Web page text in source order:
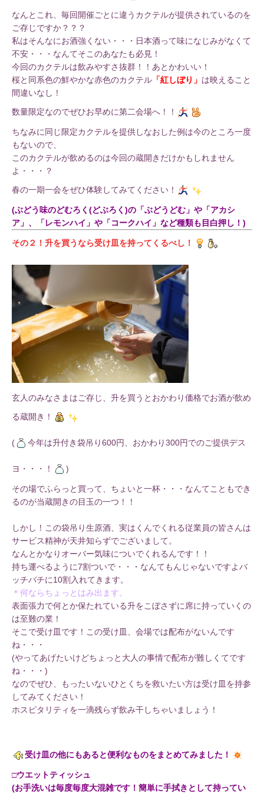
なんとこれ、毎回開催ごとに違うカクテルが提供されているのを
ご存じですか？？？
私はそんなにお酒強くない・・・日本酒って味になじみがなくて
不安・・・なんてそこのあなたも必見！
今回のカクテルは飲みやすさ抜群！！あとかわいい！
桜と同系色の鮮やかな赤色のカクテル 「紅しぼり」 は映えること
間違いなし！
数量限定なのでぜひお早めに第二会場へ！！
ちなみに同じ限定カクテルを提供しなおした例は今のところ一度
もないので、
このカクテルが飲めるのは今回の蔵開きだけかもしれません
よ・・・？
春の一期一会をぜひ体験してみてください！
(ぶどう味のどむろく(どぶろく)の「ぶどうどむ」や「アカシ
ア」、「レモンハイ」や「コークハイ」など種類も目白押し！)
その２！升を買うなら受け皿を持ってくるべし！
玄人のみなさまはご存じ、升を買うとおかわり価格でお酒が飲め
る蔵開き！
( 今年は升付き袋吊り600円、おかわり300円でのご提供デス
ヨ・・・！ )
その場でふらっと買って、ちょいと一杯・・・なんてこともでき
るのが当蔵開きの目玉の一つ！！
しかし！この袋吊り生原酒、実はくんでくれる従業員の皆さんは
サービス精神が天井知らずでございまして。
なんとかなりオーバー気味についでくれるんです！！
持ち運べるように7割ついで・・・なんてもんじゃないですよバ
ッチバチに10割入れてきます。
＊何ならちょっとはみ出ます。
表面張力で何とか保たれている升をこぼさずに席に持っていくの
は至難の業！
そこで受け皿です！この受け皿、会場では配布がないんです
ね・・・
(やってあげたいけどちょっと大人の事情で配布が難しくてです
ね・・・)
なのでぜひ、もったいないひとくちを救いたい方は受け皿を持参
してみてください！
ホスピタリティを一滴残らず飲み干しちゃいましょう！
受け皿の他にもあると便利なものをまとめてみました！
□ウエットティッシュ
(お手洗いは毎度毎度大混雑です！簡単に手拭きとして持ってい